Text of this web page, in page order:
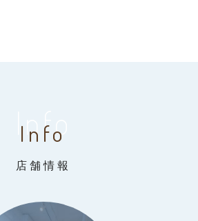
Info
Info
店舗情報